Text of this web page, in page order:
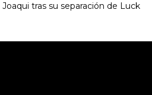
tras su separación de Luck